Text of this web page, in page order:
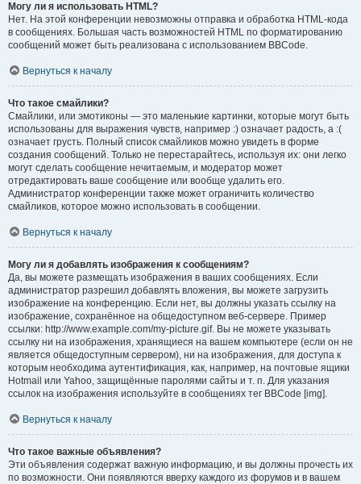
Могу ли я использовать HTML?
Нет. На этой конференции невозможны отправка и обработка HTML-кода
в сообщениях. Большая часть возможностей HTML по форматированию
сообщений может быть реализована с использованием BBCode.
Вернуться к началу
Что такое смайлики?
Смайлики, или эмотиконы — это маленькие картинки, которые могут быть
использованы для выражения чувств, например :) означает радость, а :(
означает грусть. Полный список смайликов можно увидеть в форме
создания сообщений. Только не перестарайтесь, используя их: они легко
могут сделать сообщение нечитаемым, и модератор может
отредактировать ваше сообщение или вообще удалить его.
Администратор конференции также может ограничить количество
смайликов, которое можно использовать в сообщении.
Вернуться к началу
Могу ли я добавлять изображения к сообщениям?
Да, вы можете размещать изображения в ваших сообщениях. Если
администратор разрешил добавлять вложения, вы можете загрузить
изображение на конференцию. Если нет, вы должны указать ссылку на
изображение, сохранённое на общедоступном веб-сервере. Пример
ссылки: http://www.example.com/my-picture.gif. Вы не можете указывать
ссылку ни на изображения, хранящиеся на вашем компьютере (если он не
является общедоступным сервером), ни на изображения, для доступа к
которым необходима аутентификация, как, например, на почтовые ящики
Hotmail или Yahoo, защищённые паролями сайты и т. п. Для указания
ссылок на изображения используйте в сообщениях тег BBCode [img].
Вернуться к началу
Что такое важные объявления?
Эти объявления содержат важную информацию, и вы должны прочесть их
по возможности. Они появляются вверху каждого из форумов и в вашем